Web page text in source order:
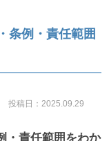
条例・責任範囲
投稿日：2025.09.29
・責任範囲をわか